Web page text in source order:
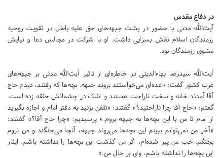
در دفاع مقدس
آیت‌الله مدنی با حضور در پشت جبهه‌های حق علیه باطل در تقویت روحیه
رزمندگان اسلام نقش بسزایی داشت. او با شرکت در مجالس دعا و نیایش
مشوق رزمندگان بود.
آیت‌الله سیدرضا بهاءالدینی در خاطره‌ای از تاثیر آیت‌الله مدنی بر جبهه‌های
غرب کشور گفت: «عده‌ای می‌خواستند بروند جبهه. بچه‌ها که رفتند، دیدم حاج
آقا آمدند خانه و سخت ناراحت هستند و اشک در چشمانش حلقه زده است.
گفتم: «حاج آقا چرا ناراحتید؟» گفتند: «تلفن بزنید به دفتر امام و اجازه بگیرید
از امام تا من با این بچه‌ها به جبهه بروم.» پرسیدیم: «چرا حاج آقا؟» گفتند:
«آخر من نمی‌توانم ببینم این بچه‌ها می‌روند جبهه، آنجا می‌جنگند و من نروم
بجنگم. خب من پیر شده‌ام، اگر من گذشت این بچه‌ها را نداشته باشم، ایثار
این بچه‌ها را نداشته باشم، وای بر حال من.»